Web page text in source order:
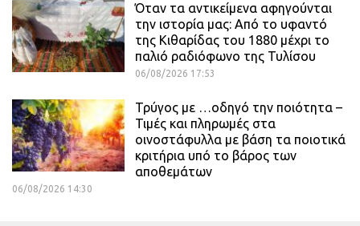
Όταν τα αντικείμενα αφηγούνται
την ιστορία μας: Από το υφαντό
της Κιθαρίδας του 1880 μέχρι το
παλιό ραδιόφωνο της Τυλίσου
06/08/2026 17:53
Τρύγος με …οδηγό την ποιότητα –
Τιμές και πληρωμές στα
οινοστάφυλλα με βάση τα ποιοτικά
κριτήρια υπό το βάρος των
αποθεμάτων
06/08/2026 14:30